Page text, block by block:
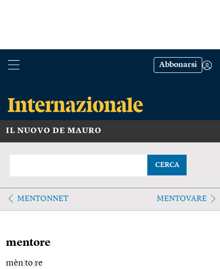
Abbonarsi
IL NUOVO DE MAURO
CERCA
MENTONNET MENTOVARE
mentore
mèn to re